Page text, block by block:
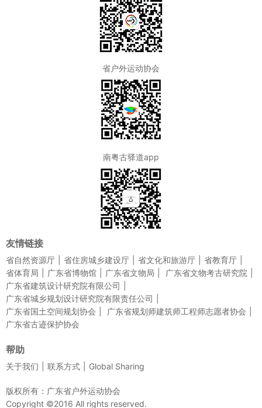
省户外运动协会
南粤古驿道app
友情链接
省自然资源厅 省住房城乡建设厅 省文化和旅游厅
省教育厅
省体育局
广东省博物馆 广东省文物局
广东省文物考古研究院
广东省建筑设计研究院有限公司
广东省城乡规划设计研究院有限责任公司
广东省国土空间规划协会
广东省规划师建筑师工程师志愿者协会
广东省古迹保护协会
帮助
关于我们 联系方式 Global Sharing
版权所有：广东省户外运动协会
Copyright ©2016 All rights reserved.